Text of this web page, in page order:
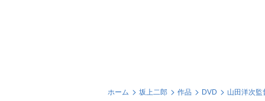
ホーム 坂上二郎 作品 DVD 山田洋次監